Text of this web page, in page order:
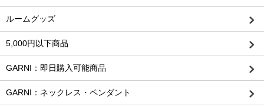
ルームグッズ
5,000円以下商品
GARNI：即日購入可能商品
GARNI：ネックレス・ペンダント